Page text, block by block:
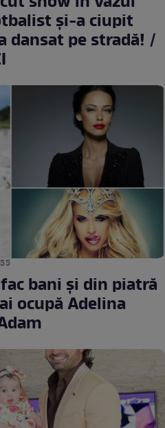
şi-a ciupit
dansat pe stradă! /
bani și din piatră
ocupă Adelina